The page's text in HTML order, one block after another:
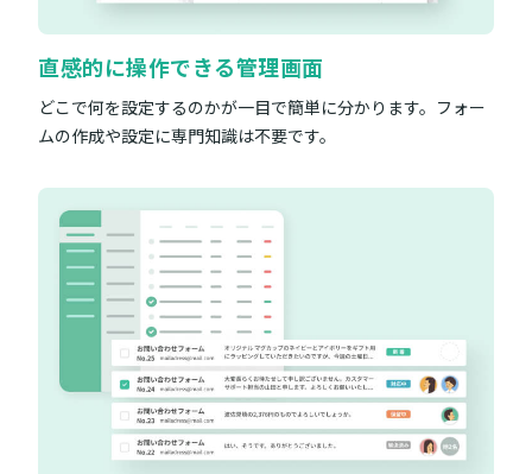
直感的に操作できる管理画面
どこで何を設定するのかが一目で簡単に分かります。フォー
ムの作成や設定に専門知識は不要です。